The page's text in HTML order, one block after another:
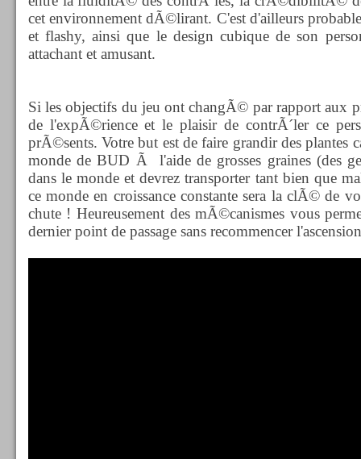
cet environnement dÃ©lirant. C'est d'ailleurs
et flashy, ainsi que le design cubique de son
attachant et amusant.
Si les objectifs du jeu ont changÃ© par rapport aux
de l'expÃ©rience et le plaisir de contrÃ´ler ce
prÃ©sents. Votre but est de faire grandir des plantes
monde de BUD Ã l'aide de grosses graines (des
dans le monde et devrez transporter tant bien que
ce monde en croissance constante sera la clÃ© de
chute ! Heureusement des mÃ©canismes vous
dernier point de passage sans recommencer